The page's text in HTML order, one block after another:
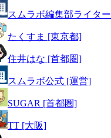
スムラボ編集部ライター
たくすま [東京都]
住井はな [首都圏]
スムラボ公式 [運営]
SUGAR [首都圏]
TT [大阪]